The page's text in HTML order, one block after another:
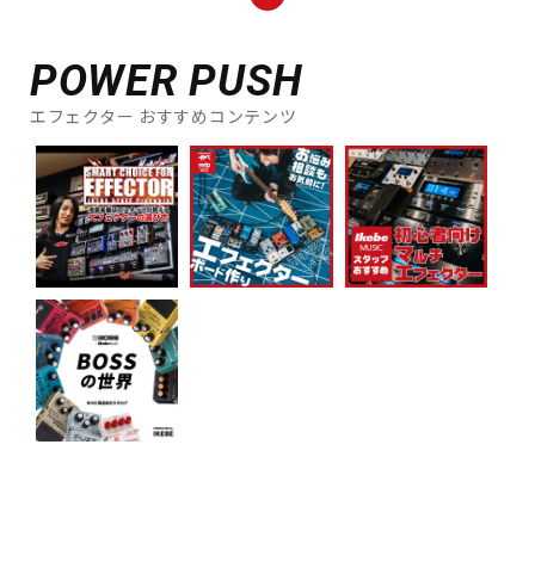
POWER PUSH
エフェクター おすすめコンテンツ